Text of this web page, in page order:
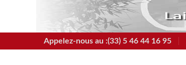
Appelez-nous au :(33) 5 46 44 16 95